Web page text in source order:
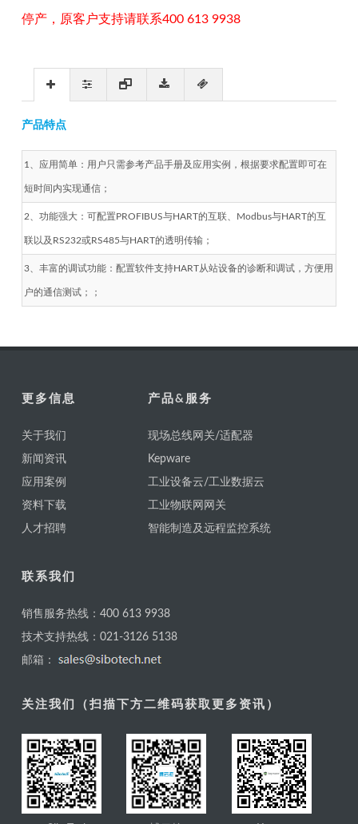
停产，原客户支持请联系400 613 9938
产品特点
1、应用简单：用户只需参考产品手册及应用实例，根据要求配置即可在
短时间内实现通信；
2、功能强大：可配置PROFIBUS与HART的互联、Modbus与HART的互
联以及RS232或RS485与HART的透明传输；
3、丰富的调试功能：配置软件支持HART从站设备的诊断和调试，方便用
户的通信测试；；
更多信息
关于我们
新闻资讯
应用案例
资料下载
人才招聘
产品&服务
现场总线网关/适配器
Kepware
工业设备云/工业数据云
工业物联网网关
智能制造及远程监控系统
联系我们
销售服务热线：400 613 9938
技术支持热线：021-3126 5138
邮箱：
关注我们（扫描下方二维码获取更多资讯）